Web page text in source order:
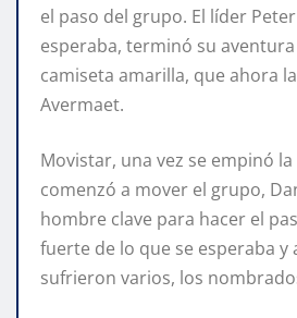
el paso del grupo. El líder
esperaba, terminó su
camiseta amarilla, que ahora
Avermaet.
Movistar, una vez se empinó
comenzó a mover el grupo,
hombre clave para hacer el
fuerte de lo que se esperaba y
sufrieron varios, los